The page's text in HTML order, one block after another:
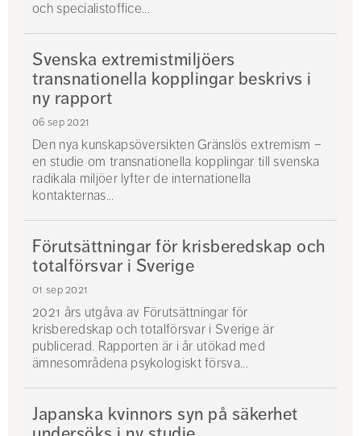
och specialistoffice...
Svenska extremistmiljöers
transnationella kopplingar beskrivs i
ny rapport
06 sep 2021
Den nya kunskapsöversikten Gränslös extremism –
en studie om transnationella kopplingar till svenska
radikala miljöer lyfter de internationella
kontakternas...
Förutsättningar för krisberedskap och
totalförsvar i Sverige
01 sep 2021
2021 års utgåva av Förutsättningar för
krisberedskap och totalförsvar i Sverige är
publicerad. Rapporten är i år utökad med
ämnesområdena psykologiskt försva...
Japanska kvinnors syn på säkerhet